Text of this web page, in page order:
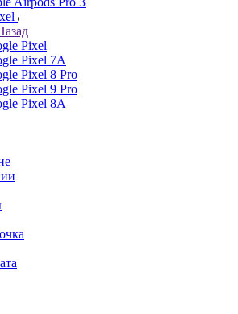
Pixel
Pixel 7А
Pixel 8 Pro
Pixel 9 Pro
Pixel 8A